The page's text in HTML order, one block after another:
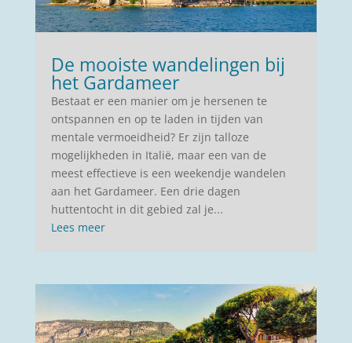
De mooiste wandelingen bij
het Gardameer
Bestaat er een manier om je hersenen te
ontspannen en op te laden in tijden van
mentale vermoeidheid? Er zijn talloze
mogelijkheden in Italië, maar een van de
meest effectieve is een weekendje wandelen
aan het Gardameer. Een drie dagen
huttentocht in dit gebied zal je...
Lees meer